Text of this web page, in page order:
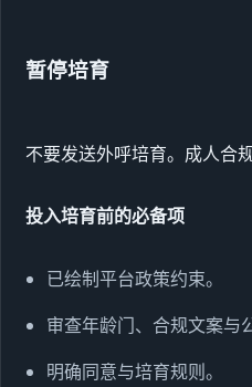
暂停培育
不要发送外呼培育。成人合
投入培育前的必备项
已绘制平台政策约束。
审查年龄门、合规文案与
明确同意与培育规则。